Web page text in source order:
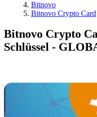
Bitnovo
Bitnovo Crypto Card
Bitnovo Crypto
Schlüssel -